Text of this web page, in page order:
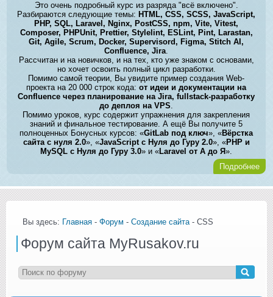
Это очень подробный курс из разряда "всё включено".
Разбираются следующие темы: HTML, CSS, SCSS, JavaScript,
PHP, SQL, Laravel, Nginx, PostCSS, npm, Vite, Vitest,
Composer, PHPUnit, Prettier, Stylelint, ESLint, Pint, Larastan,
Git, Agile, Scrum, Docker, Supervisord, Figma, Stitch AI,
Confluence, Jira.
Рассчитан и на новичков, и на тех, кто уже знаком с основами,
но хочет освоить полный цикл разработки.
Помимо самой теории, Вы увидите пример создания Web-
проекта на 20 000 строк кода:от идеи и документации на
Confluence через планирование на Jira, fullstack-разработку
до деплоя на VPS.
Помимо уроков, курс содержит упражнения для закрепления
знаний и финальное тестирование. А ещё Вы получите 5
полноценных Бонусных курсов: «GitLab под ключ», «Вёрстка
сайта с нуля 2.0», «JavaScript с Нуля до Гуру 2.0», «PHP и
MySQL с Нуля до Гуру 3.0» и «Laravel от А до Я».
Подробнее
Вы здесь: Главная - Форум - Создание сайта- CSS
Форум сайта MyRusakov.ru